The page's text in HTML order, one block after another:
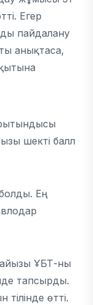
Егер
пайдалану
анықтаса,
шекті балл
Ең
ҰБТ-ны
тапсырды.
өтті.